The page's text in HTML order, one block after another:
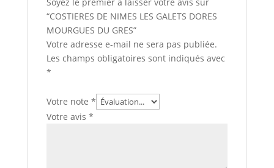
“COSTIERES DE NIMES LES GALETS DORES
MOURGUES DU GRES”
Votre adresse e-mail ne sera pas publiée.
Les champs obligatoires sont indiqués avec
*
Votre note *
Votre avis *